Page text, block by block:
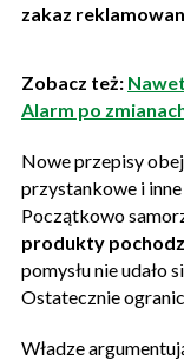
zakaz
Zobacz też:
Alarm po
Nowe przepisy
przystankowe i
Początkowo
produkty
pomysłu nie udało
Ostatecznie
Władze